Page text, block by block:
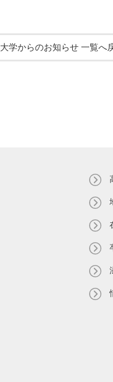
大学からのお知らせ 一覧へ